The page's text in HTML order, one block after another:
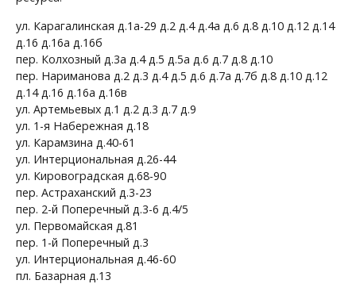
ул. Карагалинская д.1а-29 д.2 д.4 д.4а д.6 д.8 д.10 д.12 д.14
д.16 д.16а д.16б
пер. Колхозный д.3а д.4 д.5 д.5а д.6 д.7 д.8 д.10
пер. Нариманова д.2 д.3 д.4 д.5 д.6 д.7а д.7б д.8 д.10 д.12
д.14 д.16 д.16а д.16в
ул. Артемьевых д.1 д.2 д.3 д.7 д.9
ул. 1-я Набережная д.18
ул. Карамзина д.40-61
ул. Интерциональная д.26-44
ул. Кировоградская д.68-90
пер. Астраханский д.3-23
пер. 2-й Поперечный д.3-6 д.4/5
ул. Первомайская д.81
пер. 1-й Поперечный д.3
ул. Интерциональная д.46-60
пл. Базарная д.13